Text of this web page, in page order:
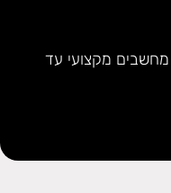
מחשבים מקצועי עד